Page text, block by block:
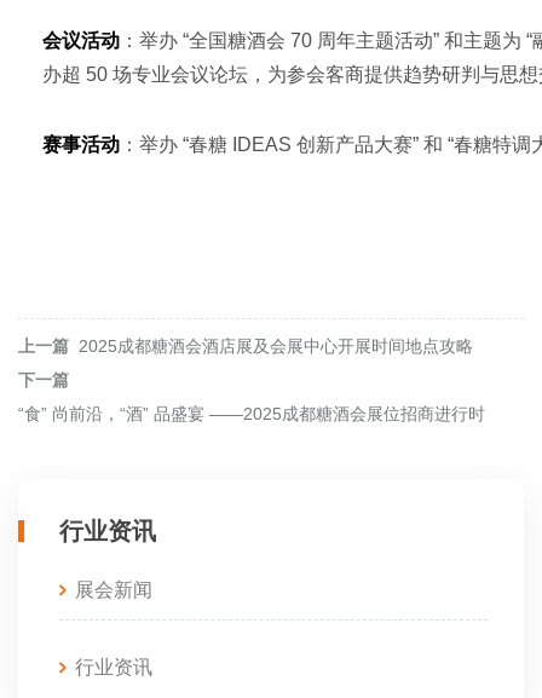
会议活动 ：举办 “全国糖酒会 70 周年主题活动” 和主题为
办超 50 场专业会议论坛，为参会客商提供趋势研判与思
赛事活动 ：举办 “春糖 IDEAS 创新产品大赛” 和 “春糖特
上一篇 2025成都糖酒会酒店展及会展中心开展时间地点攻略
下一篇
“食” 尚前沿，“酒” 品盛宴 ——2025成都糖酒会展位招商进行时
行业资讯
展会新闻
行业资讯